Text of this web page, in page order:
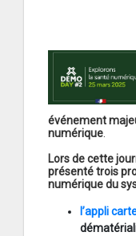
événement
numérique.
Lors de cette
présenté trois
numérique du
l’appli